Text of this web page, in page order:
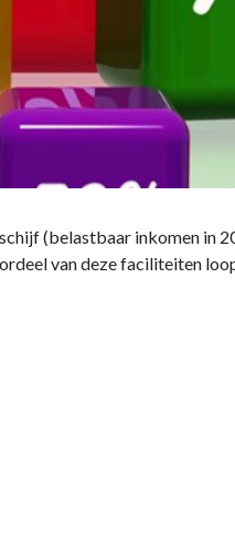
(belastbaar inkomen in
van deze faciliteiten